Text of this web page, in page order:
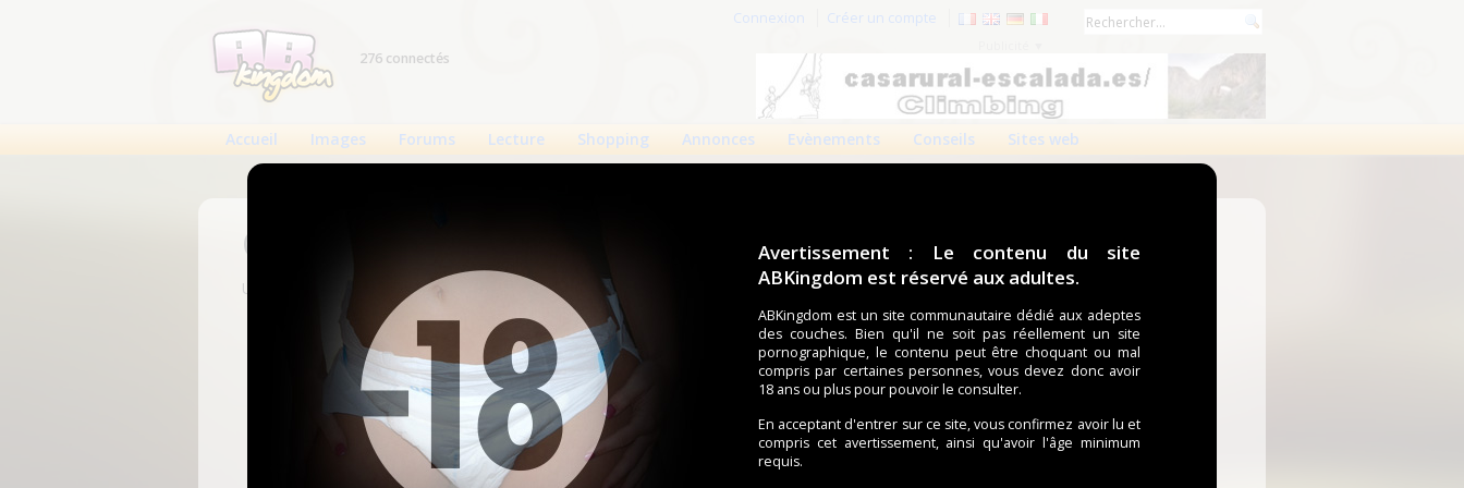
Avertissement : Le contenu du site
ABKingdom est réservé aux adultes.
ABKingdom est un site communautaire dédié aux adeptes
des couches. Bien qu'il ne soit pas réellement un site
pornographique, le contenu peut être choquant ou mal
compris par certaines personnes, vous devez donc avoir
18 ans ou plus pour pouvoir le consulter.
En acceptant d'entrer sur ce site, vous confirmez avoir lu et
compris cet avertissement, ainsi qu'avoir l'âge minimum
requis.
Connexion Créer un compte
276 connectés
Accueil Images Forums Lecture Shopping Annonces Evènements Conseils Sites web
Connexion
Un compte est nécessaire pour voir cette page.
Nom d'utilisateur
Mot de passe